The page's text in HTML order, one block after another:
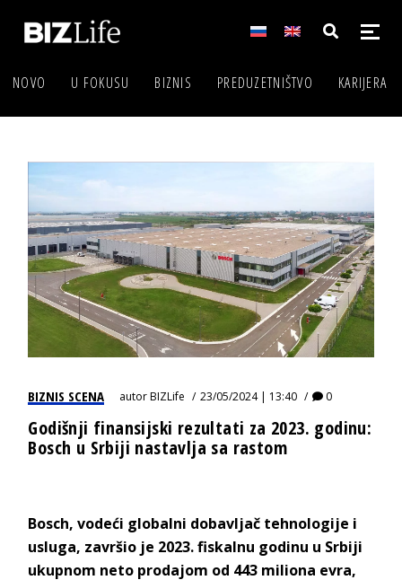
NOVO U FOKUSU BIZNIS PREDUZETNIŠTVO KARIJERA
BIZNIS SCENA autorBIZLife 23/05/2024 | 13:40 0
Godišnji finansijski rezultati za 2023. godinu:
Bosch u Srbiji nastavlja sa rastom
Bosch, vodeći globalni dobavljač tehnologije i
usluga, završio je 2023. fiskalnu godinu u Srbiji
ukupnom neto prodajom od 443 miliona evra,